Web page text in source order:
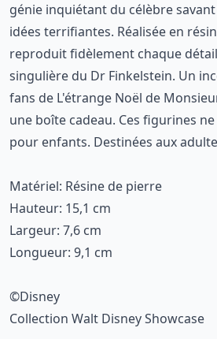
génie inquiétant du célèbre
idées terrifiantes. Réalisée en
reproduit fidèlement chaque
singulière du Dr Finkelstein. Un
fans de L'étrange Noël de
une boîte cadeau. Ces figurines
pour enfants. Destinées aux
Matériel: Résine de pierre
Hauteur: 15,1 cm
Largeur: 7,6 cm
Longueur: 9,1 cm
©Disney
Collection Walt Disney Showcase